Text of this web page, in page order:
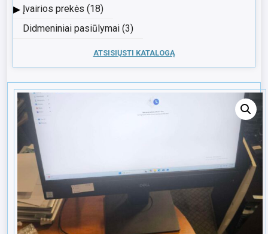
▸ Įvairios prekės (18)
Didmeniniai pasiūlymai (3)
ATSISIŲSTI KATALOGĄ